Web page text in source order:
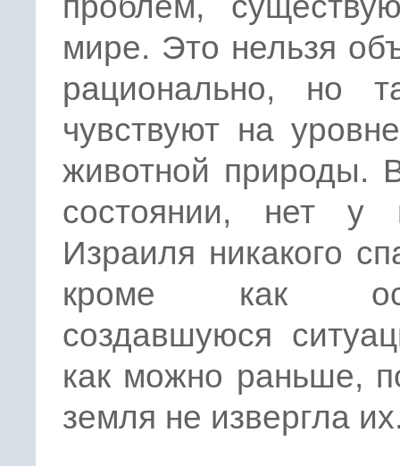
мире. Это нельзя
рационально, но
чувствуют на
животной природы.
состоянии, нет у
Израиля никакого
кроме как
создавшуюся
как можно раньше,
земля не извергла